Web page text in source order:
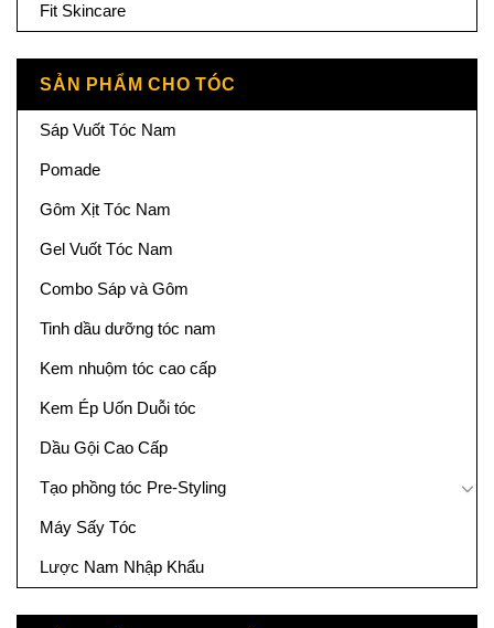
Fit Skincare
SẢN PHẨM CHO TÓC
Sáp Vuốt Tóc Nam
Pomade
Gôm Xịt Tóc Nam
Gel Vuốt Tóc Nam
Combo Sáp và Gôm
Tinh dầu dưỡng tóc nam
Kem nhuộm tóc cao cấp
Kem Ép Uốn Duỗi tóc
Dầu Gội Cao Cấp
Tạo phồng tóc Pre-Styling
Máy Sấy Tóc
Lược Nam Nhập Khẩu